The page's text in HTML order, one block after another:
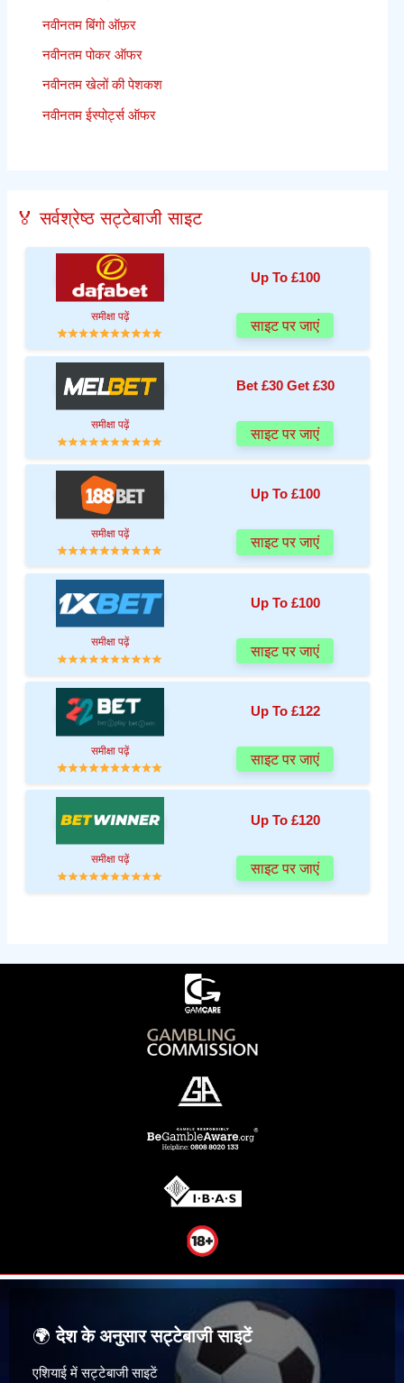
नवीनतम बिंगो ऑफ़र
नवीनतम पोकर ऑफर
नवीनतम खेलों की पेशकश
नवीनतम ईस्पोर्ट्स ऑफर
🏅 सर्वश्रेष्ठ सट्टेबाजी साइट
Up To £100
समीक्षा पढ़ें
साइट पर जाएं
Bet £30 Get £30
समीक्षा पढ़ें
साइट पर जाएं
Up To £100
समीक्षा पढ़ें
साइट पर जाएं
Up To £100
समीक्षा पढ़ें
साइट पर जाएं
Up To £122
समीक्षा पढ़ें
साइट पर जाएं
Up To £120
समीक्षा पढ़ें
साइट पर जाएं
🌍देश के अनुसार सट्टेबाजी साइटें
एशियाई में सट्टेबाजी साइटें